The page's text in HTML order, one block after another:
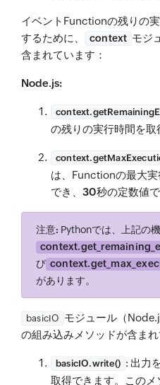
イベントFunctionの残りの
するために、
context モジ
含まれています：
Node.js:
の残りの実行時間を取
は、Functionの最大
でき、 30秒の定数値で
注意: Pythonでは、上記の
び
があります。
basicIO モジュール（
の組み込みメソッドが含まれ
basicIO.write() : 出力
取得できます。この